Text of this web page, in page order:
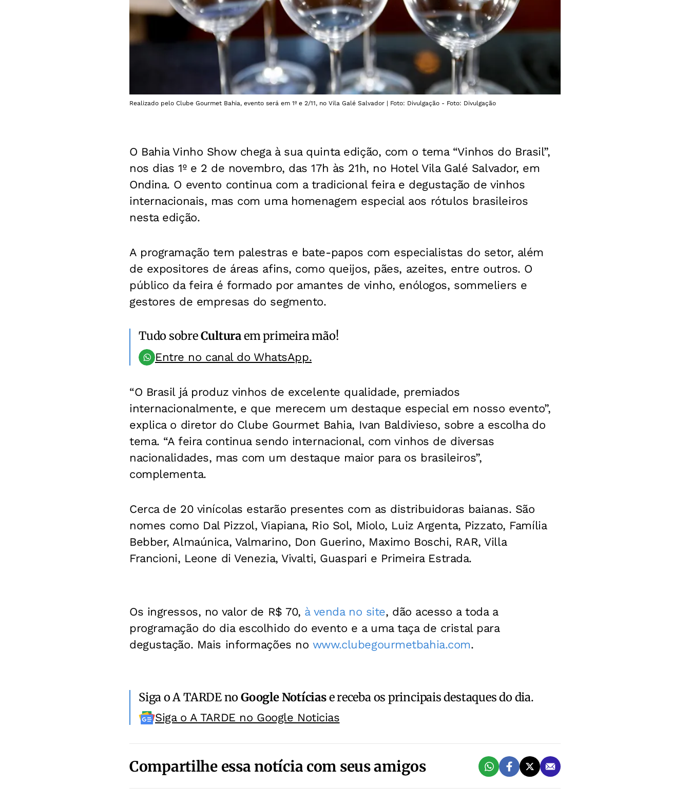
Realizado pelo Clube Gourmet Bahia, evento será em 1º e 2/11, no Vila Galé Salvador | Foto: Divulgação - Foto: Divulgação
O Bahia Vinho Show chega à sua quinta edição, com o tema “Vinhos do Brasil”,
nos dias 1º e 2 de novembro, das 17h às 21h, no Hotel Vila Galé Salvador, em
Ondina. O evento continua com a tradicional feira e degustação de vinhos
internacionais, mas com uma homenagem especial aos rótulos brasileiros
nesta edição.
A programação tem palestras e bate-papos com especialistas do setor, além
de expositores de áreas afins, como queijos, pães, azeites, entre outros. O
público da feira é formado por amantes de vinho, enólogos, sommeliers e
gestores de empresas do segmento.
Tudo sobreCulturaem primeira mão!
Entre no canal do WhatsApp.
“O Brasil já produz vinhos de excelente qualidade, premiados
internacionalmente, e que merecem um destaque especial em nosso evento”,
explica o diretor do Clube Gourmet Bahia, Ivan Baldivieso, sobre a escolha do
tema. “A feira continua sendo internacional, com vinhos de diversas
nacionalidades, mas com um destaque maior para os brasileiros”,
complementa.
Cerca de 20 vinícolas estarão presentes com as distribuidoras baianas. São
nomes como Dal Pizzol, Viapiana, Rio Sol, Miolo, Luiz Argenta, Pizzato, Família
Bebber, Almaúnica, Valmarino, Don Guerino, Maximo Boschi, RAR, Villa
Francioni, Leone di Venezia, Vivalti, Guaspari e Primeira Estrada.
Os ingressos, no valor de R$ 70, à venda no site, dão acesso a toda a
programação do dia escolhido do evento e a uma taça de cristal para
degustação. Mais informações no www.clubegourmetbahia.com.
Siga o A TARDE noGoogle Notíciase receba os principais destaques do dia.
Siga o A TARDE no Google Noticias
Compartilhe essa notícia com seus amigos